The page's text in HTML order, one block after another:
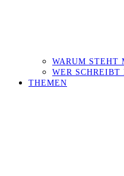
WARUM STEHT
WER
THEMEN